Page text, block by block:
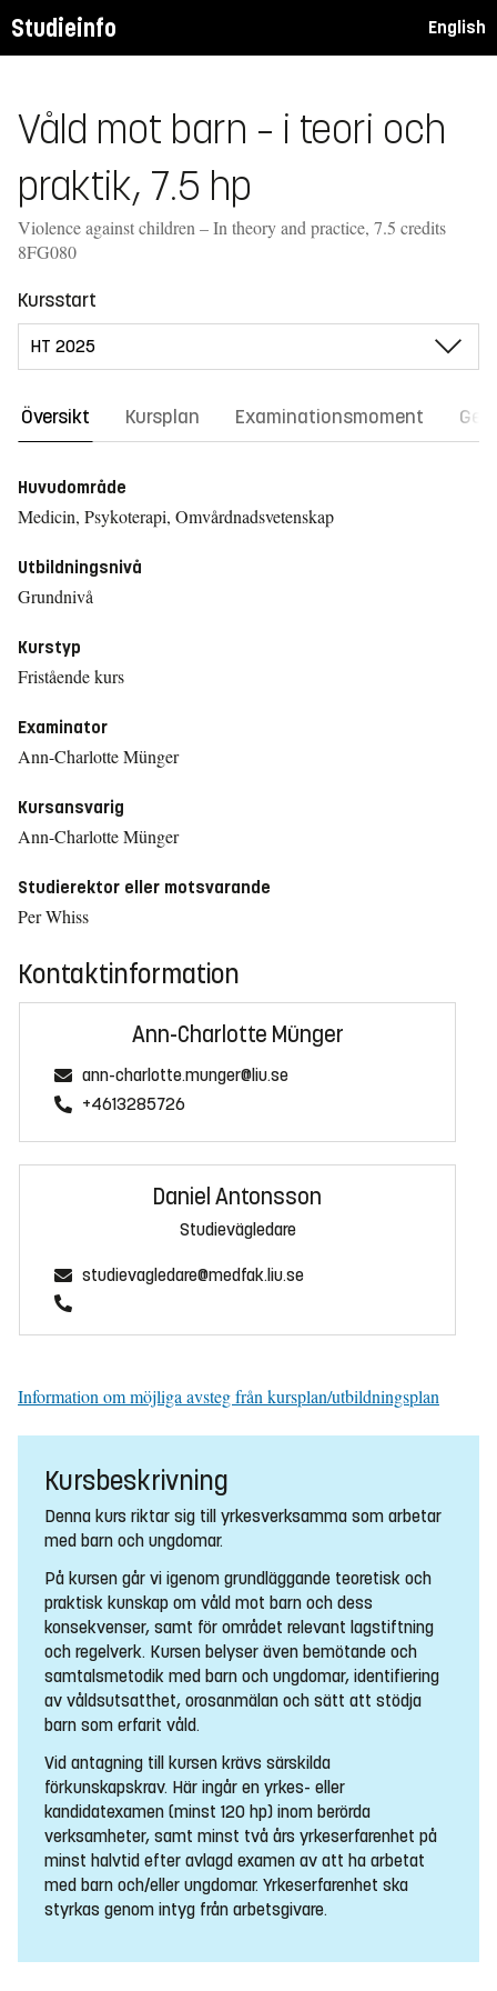
Studieinfo English
Våld mot barn – i teori och
praktik, 7.5 hp
Violence against children – In theory and practice, 7.5 credits
8FG080
Kursstart
Översikt Kursplan Examinationsmoment
Huvudområde
Medicin, Psykoterapi, Omvårdnadsvetenskap
Utbildningsnivå
Grundnivå
Kurstyp
Fristående kurs
Examinator
Ann-Charlotte Münger
Kursansvarig
Ann-Charlotte Münger
Studierektor eller motsvarande
Per Whiss
Kontaktinformation
Ann-Charlotte Münger
ann-charlotte.munger@liu.se
+4613285726
Daniel Antonsson
Studievägledare
studievagledare@medfak.liu.se
Information om möjliga avsteg från kursplan/utbildningsplan
Kursbeskrivning
Denna kurs riktar sig till yrkesverksamma som arbetar
med barn och ungdomar.
På kursen går vi igenom grundläggande teoretisk och
praktisk kunskap om våld mot barn och dess
konsekvenser, samt för området relevant lagstiftning
och regelverk. Kursen belyser även bemötande och
samtalsmetodik med barn och ungdomar, identifiering
av våldsutsatthet, orosanmälan och sätt att stödja
barn som erfarit våld.
Vid antagning till kursen krävs särskilda
förkunskapskrav. Här ingår en yrkes- eller
kandidatexamen (minst 120 hp) inom berörda
verksamheter, samt minst två års yrkeserfarenhet på
minst halvtid efter avlagd examen av att ha arbetat
med barn och/eller ungdomar. Yrkeserfarenhet ska
styrkas genom intyg från arbetsgivare.